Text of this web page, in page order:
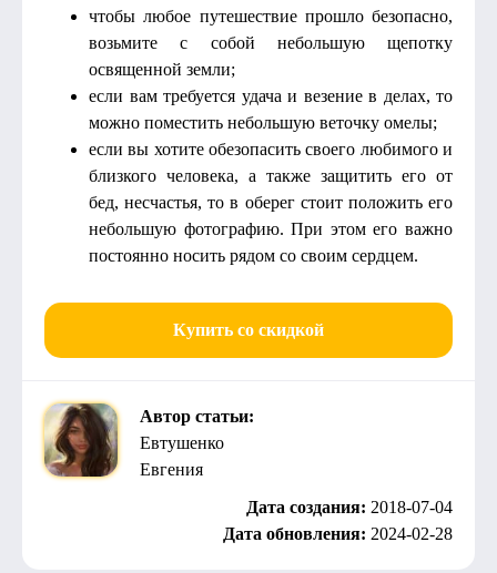
чтобы любое путешествие прошло безопасно,
возьмите с собой небольшую щепотку
освященной земли;
если вам требуется удача и везение в делах, то
можно поместить небольшую веточку омелы;
если вы хотите обезопасить своего любимого и
близкого человека, а также защитить его от
бед, несчастья, то в оберег стоит положить его
небольшую фотографию. При этом его важно
постоянно носить рядом со своим сердцем.
Купить со скидкой
Автор статьи:
Евтушенко
Евгения
Дата создания: 2018-07-04
Дата обновления: 2024-02-28